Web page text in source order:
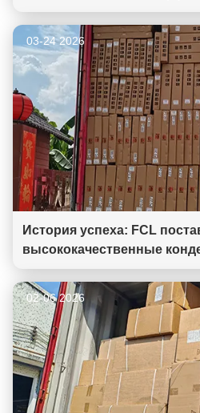
03-24 2026
История успеха: FCL
высококачественные
промышленного
02-06 2026